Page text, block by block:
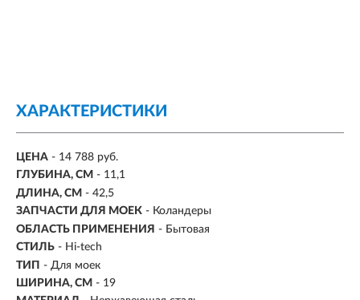
ХАРАКТЕРИСТИКИ
ЦЕНА - 14 788 руб.
ГЛУБИНА, СМ - 11,1
ДЛИНА, СМ - 42,5
ЗАПЧАСТИ ДЛЯ МОЕК - Коландеры
ОБЛАСТЬ ПРИМЕНЕНИЯ - Бытовая
СТИЛЬ - Hi-tech
ТИП - Для моек
ШИРИНА, СМ - 19